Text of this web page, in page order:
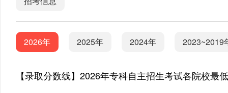
2026年 2025年 2024年 2023~2019
【录取分数线】2026年专科自主招生考试各院校最